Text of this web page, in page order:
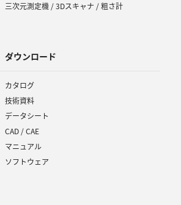
三次元測定機 / 3Dスキャナ / 粗さ計
ダウンロード
カタログ
技術資料
データシート
CAD / CAE
マニュアル
ソフトウェア